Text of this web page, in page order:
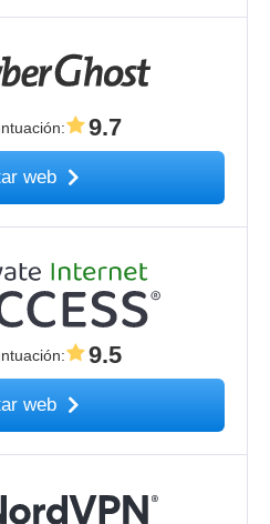
: 9.7
web
: 9.5
web